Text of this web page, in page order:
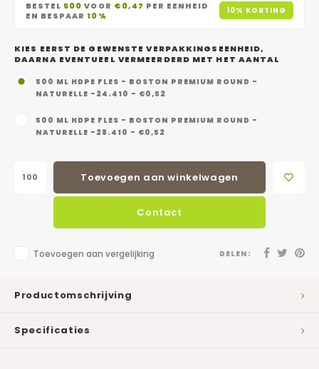
BESTEL 500 VOOR €0,47 PER EENHEID
EN BESPAAR 10%
10% KORTING
KIES EERST DE GEWENSTE VERPAKKINGSEENHEID,
DAARNA EVENTUEEL VERMEERDERD MET HET AANTAL
500 ML HDPE FLES - BOSTON PREMIUM ROUND -
NATURELLE -24.410 - €0,52
500 ML HDPE FLES - BOSTON PREMIUM ROUND -
NATURELLE -28.410 - €0,52
Toevoegen aan winkelwagen
Contact
Toevoegen aan vergelijking DELEN:
Productomschrijving
Specificaties